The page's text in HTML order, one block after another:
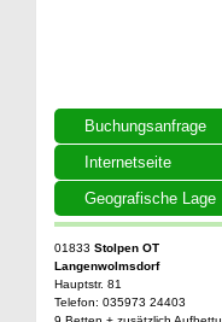
Buchungsanfrage
Internetseite
Geografische Lage
01833 Stolpen OT
Langenwolmsdorf
Hauptstr. 81
Telefon: 035973 24403